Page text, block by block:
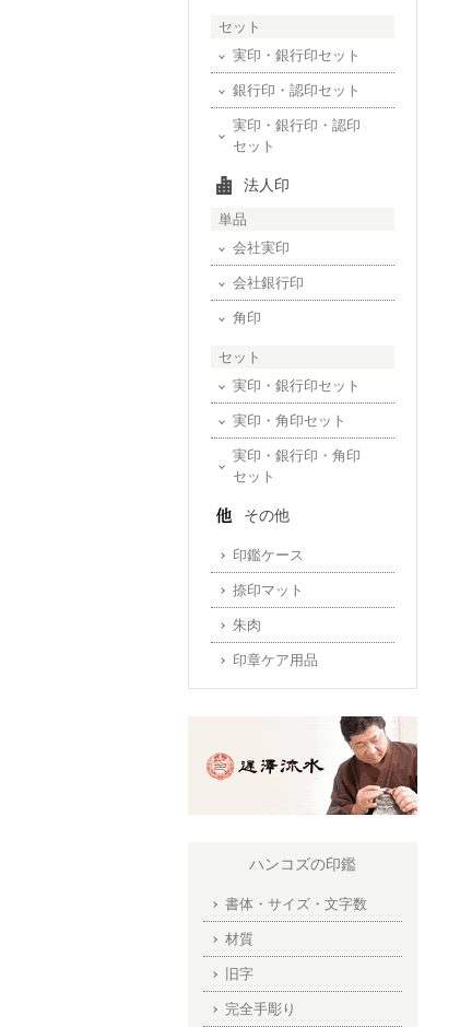
セット
実印・銀行印セット
銀行印・認印セット
実印・銀行印・認印
セット
法人印
単品
会社実印
会社銀行印
角印
セット
実印・銀行印セット
実印・角印セット
実印・銀行印・角印
セット
その他
印鑑ケース
捺印マット
朱肉
印章ケア用品
ハンコズの印鑑
書体・サイズ・文字数
材質
旧字
完全手彫り